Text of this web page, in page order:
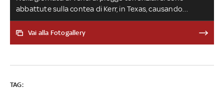
abbattute sulla contea di Kerr, in Texas, causando
almeno 27 morti (18 adulti e nove bambini) e molti
dispersi. Si cercano diverse bimbe e ragazze di un campo
abbiamo sistema di allerta'. Messaggio di cordoglio di
Vai alla Fotogallery
TAG: